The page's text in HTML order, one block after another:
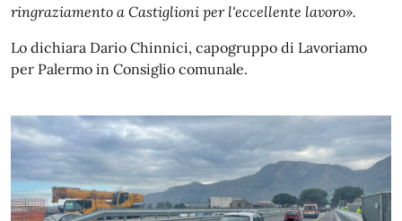
ringraziamento a Castiglioni per l'eccellente lavoro».
Lo dichiara Dario Chinnici, capogruppo di Lavoriamo
per Palermo in Consiglio comunale.